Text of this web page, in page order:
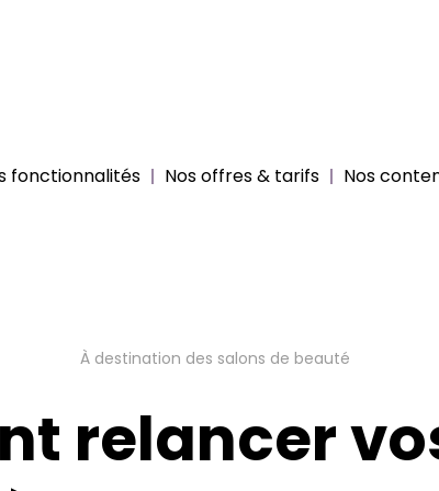
fonctionnalités Nos offres & tarifs Nos
À destination des salons de beauté
relancer